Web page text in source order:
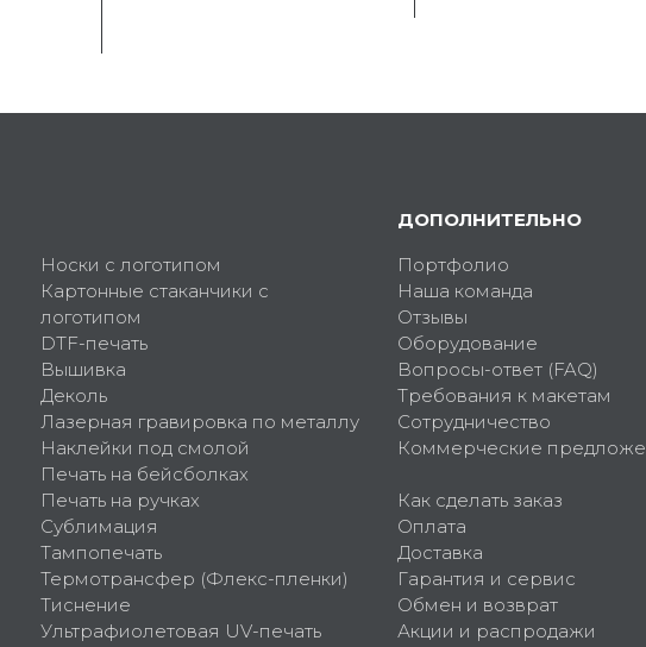
Носки с логотипом
Картонные стаканчики с
логотипом
DTF-печать
Вышивка
Деколь
Лазерная гравировка по металлу
Наклейки под смолой
Печать на бейсболках
Печать на ручках
Сублимация
Тампопечать
Термотрансфер (Флекс-пленки)
Тиснение
Ультрафиолетовая UV-печать
ДОПОЛНИТЕЛЬНО
Портфолио
Наша команда
Отзывы
Оборудование
Вопросы-ответ (FAQ)
Требования к макетам
Сотрудничество
Коммерческие
Как сделать заказ
Оплата
Доставка
Гарантия и сервис
Обмен и возврат
Акции и распродажи